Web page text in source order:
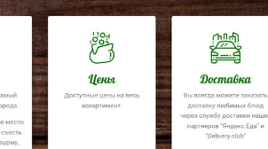
Отправляя форму, Вы принимаете